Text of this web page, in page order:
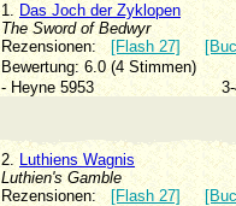
1. Das Joch der Zyklopen
The Sword of Bedwyr
Rezensionen:[Flash 27]
Bewertung: 6.0 (4 Stimmen)
- Heyne 5953
2. Luthiens Wagnis
Luthien's Gamble
Rezensionen:[Flash 27]